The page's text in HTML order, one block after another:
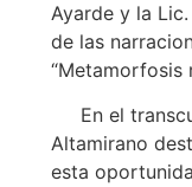
Ayarde y la
de las
“Metamorfosis
En el
Altamirano
esta